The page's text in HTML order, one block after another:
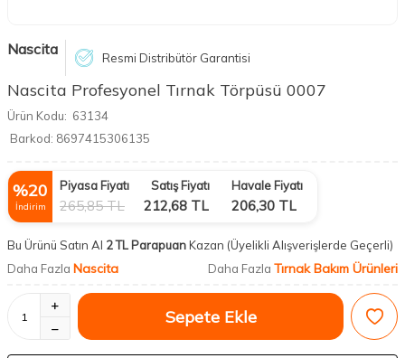
Nascita Resmi Distribütör Garantisi
Nascita Profesyonel Tırnak Törpüsü 0007
Ürün Kodu: 63134
Barkod: 8697415306135
%20
İndirim
Piyasa Fiyatı
265,85TL
Satış Fiyatı
212,68 TL
Havale Fiyatı
206,30 TL
Bu Ürünü Satın Al 2 TL ParapuanKazan (Üyelikli Alışverişlerde Geçerli)
Daha Fazla Nascita Daha Fazla Tırnak Bakım Ürünleri
Sepete Ekle